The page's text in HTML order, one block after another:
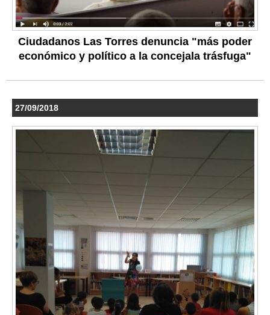
Ciudadanos Las Torres denuncia "más poder
económico y político a la concejala trásfuga"
27/09/2018